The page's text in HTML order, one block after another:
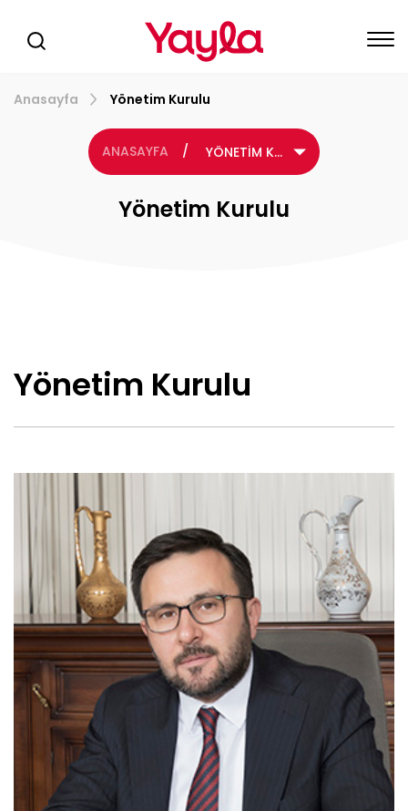
Anasayfa Yönetim Kurulu
ANASAYFA / YÖNETİM KURULU
Yönetim Kurulu
Yönetim Kurulu